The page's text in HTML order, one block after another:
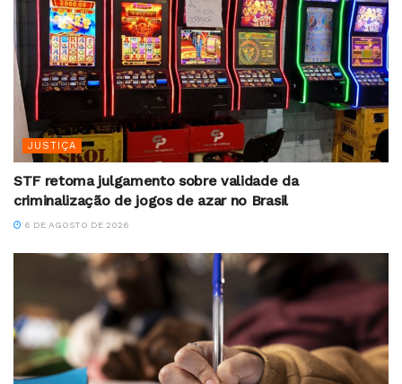
JUSTIÇA
STF retoma julgamento sobre validade da
criminalização de jogos de azar no Brasil
6 DE AGOSTO DE 2026